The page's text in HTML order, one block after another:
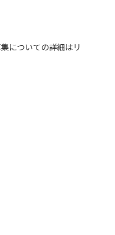
についての詳細はリ